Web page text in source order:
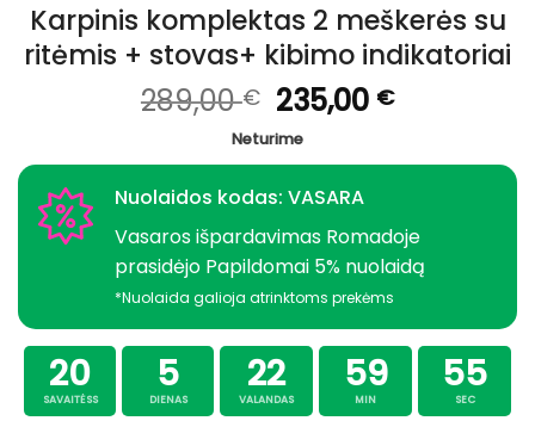
Karpinis komplektas 2 meškerės su
ritėmis + stovas+ kibimo indikatoriai
289,00€ Original
price
was:
289,00 €.
235,00 €Current
is:
235,00 €.
Neturime
Nuolaidos kodas: VASARA
Vasaros išpardavimas Romadoje
prasidėjo Papildomai 5% nuolaidą
*Nuolaida galioja atrinktoms prekėms
20
SAVAITĖSS
5
DIENAS
22
VALANDAS
59
MIN
55
SEC